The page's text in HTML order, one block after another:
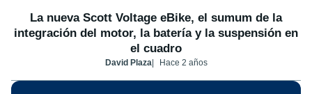
La nueva Scott Voltage eBike, el sumum de la
integración del motor, la batería y la suspensión en
el cuadro
David Plaza Hace 2 años